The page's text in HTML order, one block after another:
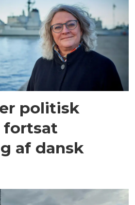
politisk
fortsat
af dansk